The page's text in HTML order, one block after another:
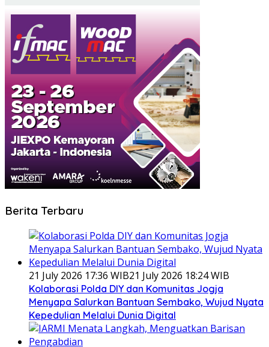
Berita Terbaru
21 July 2026 17:36 WIB21 July 2026 18:24 WIB
Kolaborasi Polda DIY dan Komunitas Jogja
Menyapa Salurkan Bantuan Sembako, Wujud Nyata
Kepedulian Melalui Dunia Digital